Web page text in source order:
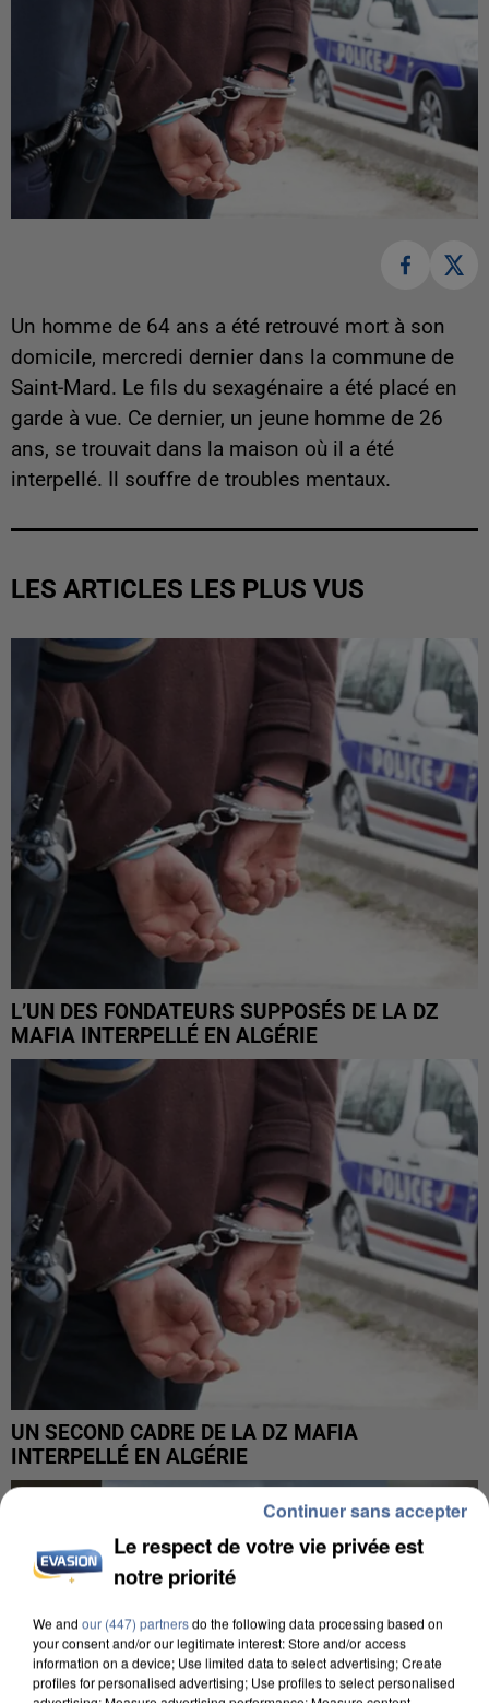
Un homme de 64 ans a été retrouvé mort à son
domicile, mercredi dernier dans la commune de
Saint-Mard. Le fils du sexagénaire a été placé en
garde à vue. Ce dernier, un jeune homme de 26
ans, se trouvait dans la maison où il a été
interpellé. Il souffre de troubles mentaux.
LES ARTICLES LES PLUS VUS
L’UN DES FONDATEURS SUPPOSÉS DE LA DZ
MAFIA INTERPELLÉ EN ALGÉRIE
UN SECOND CADRE DE LA DZ MAFIA
INTERPELLÉ EN ALGÉRIE
Le respect de votre vie privée est
notre priorité
We and our (447) partnersdo the following data processing based on
your consent and/or our legitimate interest: Store and/or access
information on a device; Use limited data to select advertising; Create
profiles for personalised advertising; Use profiles to select personalised
Continuer sans accepter